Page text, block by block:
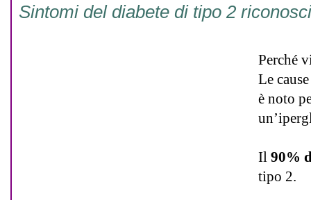
Sintomi del diabete di tipo 2
Perché
Le
è noto
Il 90%
tipo 2.